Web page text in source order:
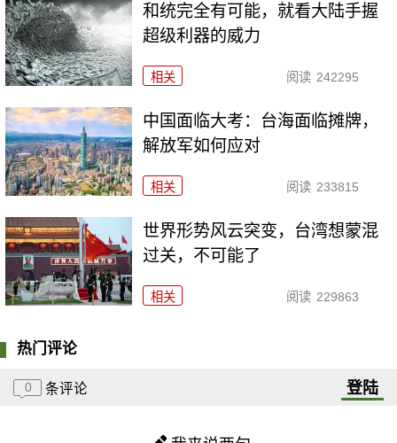
和统完全有可能，就看大陆手握
超级利器的威力
相关 阅读 242295
中国面临大考：台海面临摊牌，
解放军如何应对
相关 阅读 233815
世界形势风云突变，台湾想蒙混
过关，不可能了
相关 阅读 229863
热门评论
0 条评论 登陆